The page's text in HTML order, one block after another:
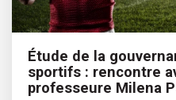
Étude de la
sportifs : rencontre
professeure Milena